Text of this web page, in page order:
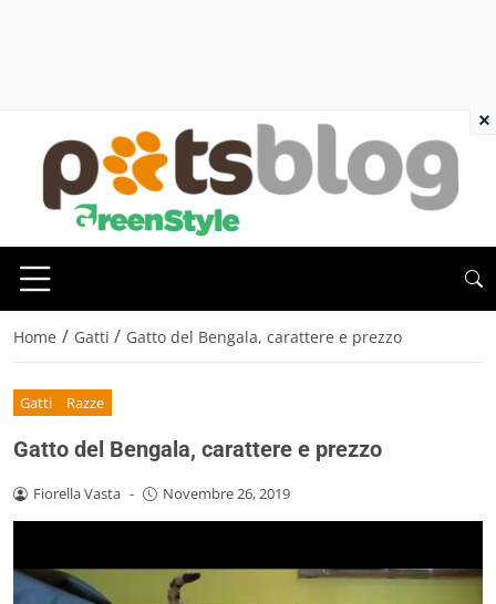
Home / Gatti / Gatto del Bengala, carattere e prezzo
Gatti Razze
Gatto del Bengala, carattere e prezzo
Fiorella Vasta - Novembre 26, 2019
×